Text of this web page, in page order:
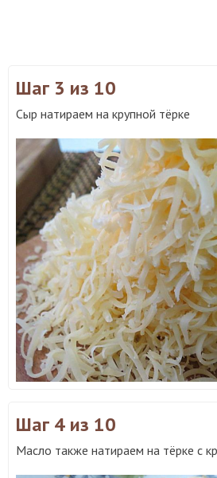
Шаг 3 из 10
Сыр натираем на крупной тёрке
Шаг 4 из 10
Масло также натираем на тёрке с